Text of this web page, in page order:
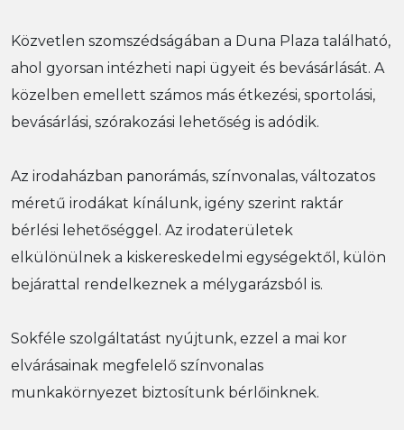
Közvetlen szomszédságában a Duna Plaza található,
ahol gyorsan intézheti napi ügyeit és bevásárlását. A
közelben emellett számos más étkezési, sportolási,
bevásárlási, szórakozási lehetőség is adódik.
Az irodaházban panorámás, színvonalas, változatos
méretű irodákat kínálunk, igény szerint raktár
bérlési lehetőséggel. Az irodaterületek
elkülönülnek a kiskereskedelmi egységektől, külön
bejárattal rendelkeznek a mélygarázsból is.
Sokféle szolgáltatást nyújtunk, ezzel a mai kor
elvárásainak megfelelő színvonalas
munkakörnyezet biztosítunk bérlőinknek.